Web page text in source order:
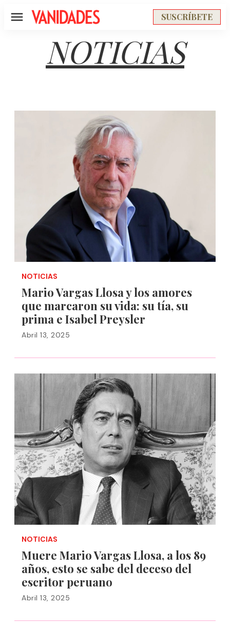
Menú SUSCRÍBETE
NOTICIAS
NOTICIAS
Mario Vargas Llosa y los amores
que marcaron su vida: su tía, su
prima e Isabel Preysler
Abril 13, 2025
NOTICIAS
Muere Mario Vargas Llosa, a los 89
años, esto se sabe del deceso del
escritor peruano
Abril 13, 2025